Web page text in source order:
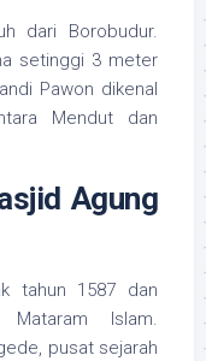
dari Borobudur.
setinggi 3 meter
Pawon dikenal
Mendut dan
Agung
tahun 1587 dan
Mataram Islam.
pusat sejarah